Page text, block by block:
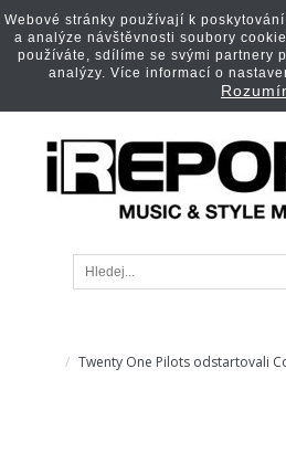
Twenty One Pilots odstartovali
Webové stránky používají k
a analýze návštěvnosti soubory
používáte, sdílíme se svými partnery
analýzy. Více informací o